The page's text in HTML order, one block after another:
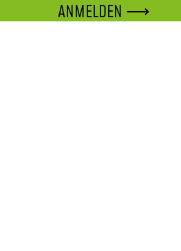
ANMELDEN ⟶